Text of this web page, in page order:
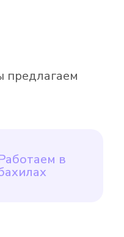
предлагаем
в